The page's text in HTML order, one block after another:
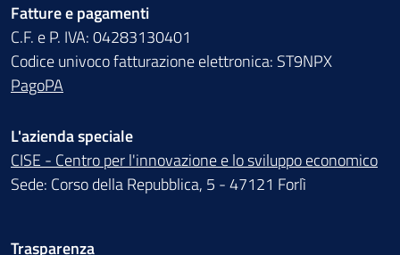
Fatture e pagamenti
C.F. e P. IVA: 04283130401
Codice univoco fatturazione elettronica: ST9NPX
PagoPA
L'azienda speciale
CISE - Centro per l'innovazione e lo sviluppo economico
Sede: Corso della Repubblica, 5 - 47121 Forlì
Trasparenza